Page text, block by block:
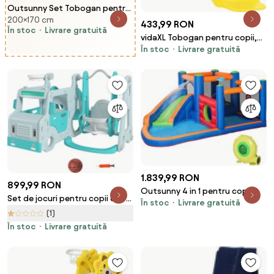
Outsunny Set Tobogan pentru
Copii cu Leagăn de Grădină,
Volan și Corn Sonor,
Romania
200×170 cm
În stoc
Livrare gratuită
433,99 RON
vidaXL Tobogan pentru copii,
141 cm, PP
În stoc Livrare gratuită
899,99 RON
Set de jocuri pentru copii 6 în 1
cu tobogan, leagăn, cerc și
mașină cu volan, pentru copii
Aosom Romania
(1)
În stoc
Livrare gratuită
1.839,99 RON
Outsunny 4 in 1 pentru copii
Tobogan de apa Bounce House
În stoc Livrare gratuită